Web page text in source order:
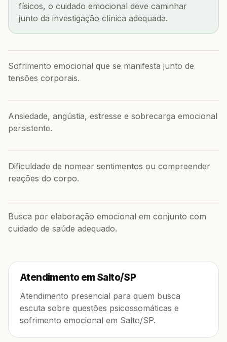
físicos, o cuidado emocional deve caminhar
junto da investigação clínica adequada.
Sofrimento emocional que se manifesta junto de
tensões corporais.
Ansiedade, angústia, estresse e sobrecarga emocional
persistente.
Dificuldade de nomear sentimentos ou compreender
reações do corpo.
Busca por elaboração emocional em conjunto com
cuidado de saúde adequado.
Atendimento em Salto/SP
Atendimento presencial para quem busca
escuta sobre questões psicossomáticas e
sofrimento emocional em Salto/SP.